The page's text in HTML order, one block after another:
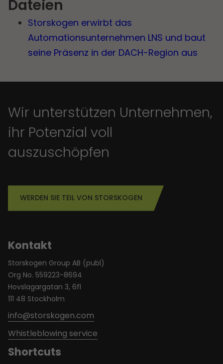
Dateien
Storskogen erwirbt das
Automationsunternehmen LNS und baut
seine Präsenz in der DACH-Region aus
Wir unterstützen Unternehmen,
ihr Potenzial voll
auszuschöpfen
WERDEN SIE TEIL VON STORSKOGEN
Kontakt
Storskogen Group AB (publ)
Org No. 559223-8694
Hovslagargatan 3, 6fl
111 48 Stockholm
info@storskogen.com
Whistleblowing service
Shortcuts